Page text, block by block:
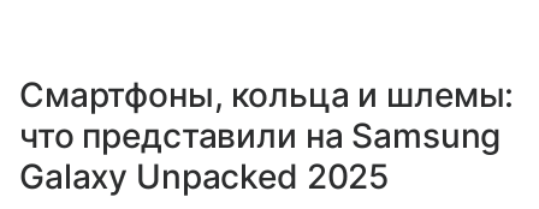
Смартфоны, кольца и шлемы:
что представили на Samsung
Galaxy Unpacked 2025